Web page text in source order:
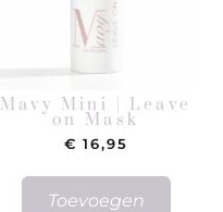
Mavy Mini | Leave
on Mask
€ 16,95
Toevoegen